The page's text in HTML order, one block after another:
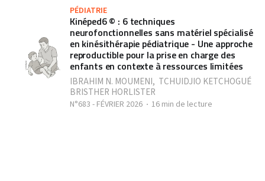
PÉDIATRIE
Kinéped6 © : 6 techniques
neurofonctionnelles sans matériel spécialisé
en kinésithérapie pédiatrique - Une approche
reproductible pour la prise en charge des
enfants en contexte à ressources limitées
IBRAHIM N. MOUMENI, TCHUIDJIO KETCHOGUÉ
BRISTHER HORLISTER
N°683 - FÉVRIER 2026 16 min de lecture